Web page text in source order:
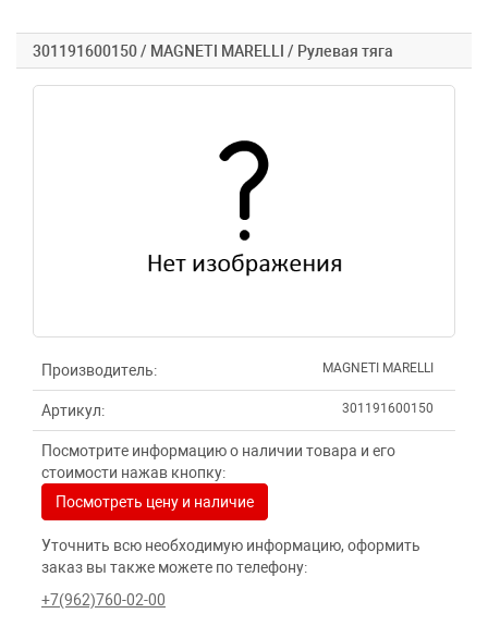
301191600150 / MAGNETI MARELLI / Рулевая тяга
Производитель: MAGNETI MARELLI
Артикул: 301191600150
Посмотрите информацию о наличии товара и его
стоимости нажав кнопку:
Посмотреть цену и наличие
Уточнить всю необходимую информацию, оформить
заказ вы также можете по телефону:
+7(962)760-02-00